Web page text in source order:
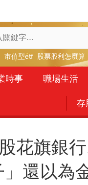
市值型etf 股票股利怎麼算
時事 職場生活
存
花旗銀
」還以為